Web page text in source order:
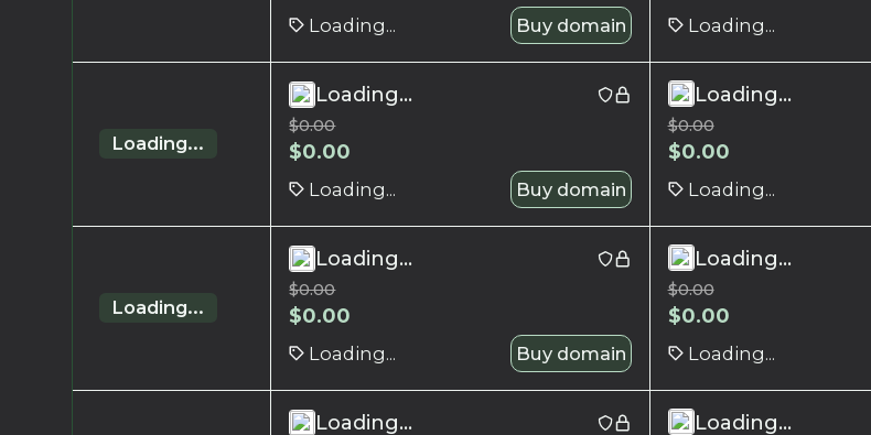
Loading... Buy domain Loading...
Loading...
Loading...
$0.00
$0.00
Loading... Buy domain
Loading...
$0.00
$0.00
Loading...
Loading...
Loading...
$0.00
$0.00
Loading... Buy domain
Loading...
$0.00
$0.00
Loading...
Loading... Loading...